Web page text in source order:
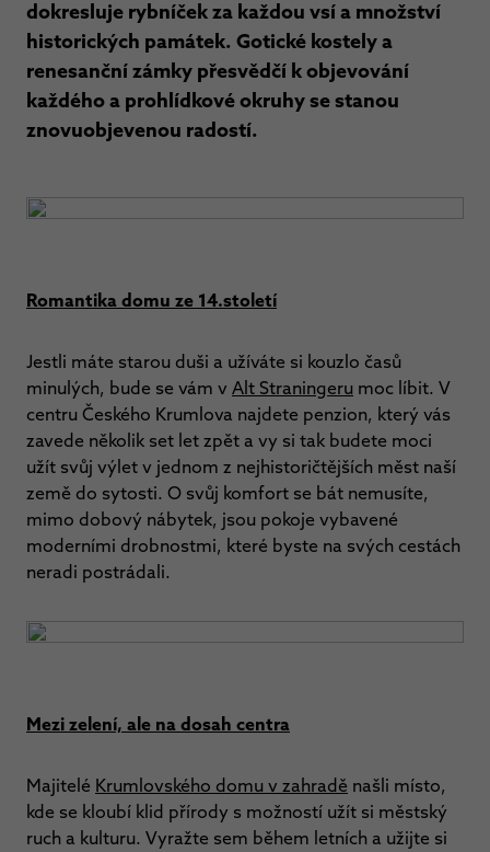
dokresluje rybníček za každou vsí a množství
historických památek. Gotické kostely a
renesanční zámky přesvědčí k objevování
každého a prohlídkové okruhy se stanou
znovuobjevenou radostí.
Romantika domu ze 14.století
Jestli máte starou duši a užíváte si kouzlo časů
minulých, bude se vám v Alt Straningeru moc líbit. V
centru Českého Krumlova najdete penzion, který vás
zavede několik set let zpět a vy si tak budete moci
užít svůj výlet v jednom z nejhistoričtějších měst naší
země do sytosti. O svůj komfort se bát nemusíte,
mimo dobový nábytek, jsou pokoje vybavené
moderními drobnostmi, které byste na svých cestách
neradi postrádali.
Mezi zelení, ale na dosah centra
Majitelé Krumlovského domu v zahradě našli místo,
kde se kloubí klid přírody s možností užít si městský
ruch a kulturu. Vyražte sem během letních a užijte si